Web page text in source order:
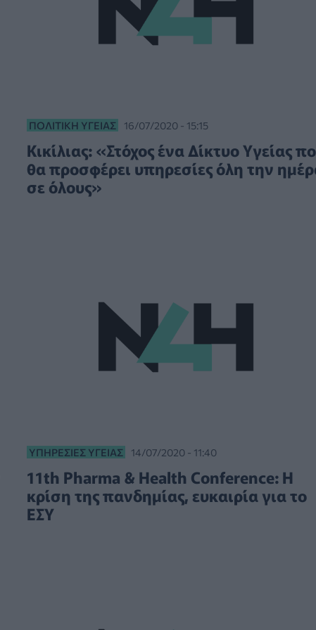
ΠΟΛΙΤΙΚΉ ΥΓΕΊΑΣ 16/07/2020 - 15:15
Κικίλιας: «Στόχος ένα Δίκτυο Υγείας
θα προσφέρει υπηρεσίες όλη την
σε όλους»
ΥΠΗΡΕΣΊΕΣ ΥΓΕΊΑΣ 14/07/2020 - 11:40
11th Pharma & Health Conference: Η
κρίση της πανδημίας, ευκαιρία για το
ΕΣΥ